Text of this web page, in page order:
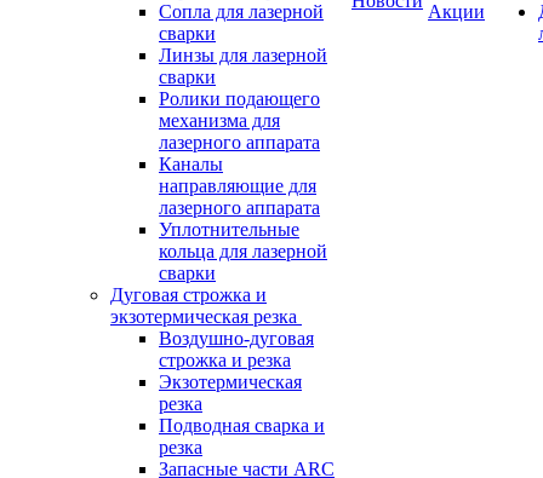
Сопла для лазерной
сварки
Линзы для лазерной
сварки
Ролики подающего
механизма для
лазерного аппарата
Каналы
направляющие для
лазерного аппарата
Уплотнительные
кольца для лазерной
сварки
Дуговая строжка и
экзотермическая резка
Воздушно-дуговая
строжка и резка
Экзотермическая
резка
Подводная сварка и
резка
Запасные части ARC
Акции